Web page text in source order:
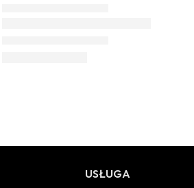
USŁUGA